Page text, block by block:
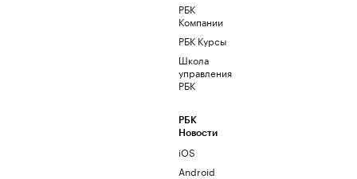
РБК
Компании
РБК Курсы
Школа
управления
РБК
РБК
Новости
iOS
Android